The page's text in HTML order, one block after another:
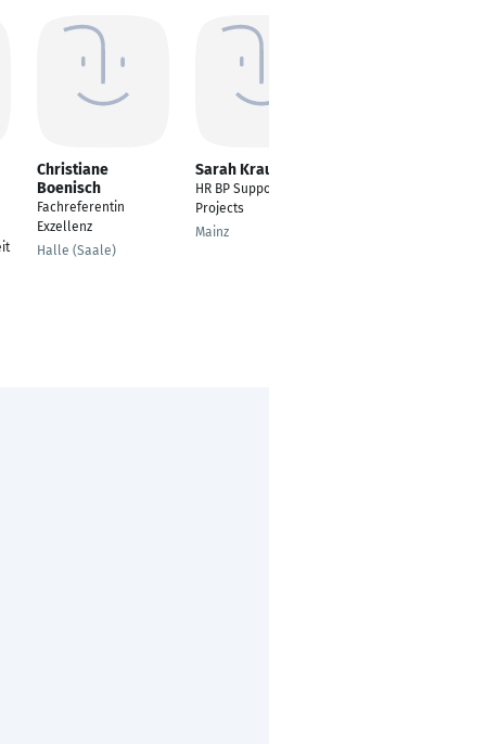
Christiane
Boenisch
Fachreferentin
Exzellenz
Halle (Saale)
Sarah Krauter
HR BP Support and
Projects
Mainz